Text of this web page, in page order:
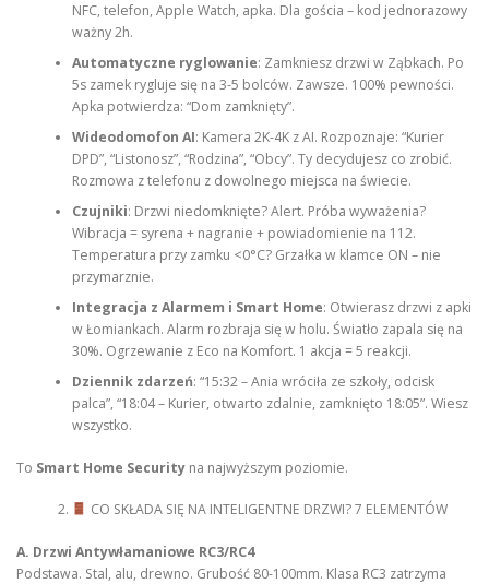
NFC, telefon, Apple Watch, apka. Dla gościa – kod jednorazowy
ważny 2h.
Automatyczne ryglowanie: Zamkniesz drzwi w Ząbkach. Po
5s zamek rygluje się na 3-5 bolców. Zawsze. 100% pewności.
Apka potwierdza: “Dom zamknięty”.
Wideodomofon AI: Kamera 2K-4K z AI. Rozpoznaje: “Kurier
DPD”, “Listonosz”, “Rodzina”, “Obcy”. Ty decydujesz co zrobić.
Rozmowa z telefonu z dowolnego miejsca na świecie.
Czujniki: Drzwi niedomknięte? Alert. Próba wyważenia?
Wibracja = syrena + nagranie + powiadomienie na 112.
Temperatura przy zamku <0°C? Grzałka w klamce ON – nie
przymarznie.
Integracja z Alarmem i Smart Home: Otwierasz drzwi z apki
w Łomiankach. Alarm rozbraja się w holu. Światło zapala się na
30%. Ogrzewanie z Eco na Komfort. 1 akcja = 5 reakcji.
Dziennik zdarzeń: “15:32 – Ania wróciła ze szkoły, odcisk
palca”, “18:04 – Kurier, otwarto zdalnie, zamknięto 18:05”. Wiesz
wszystko.
To Smart Home Security na najwyższym poziomie.
CO SKŁADA SIĘ NA INTELIGENTNE DRZWI? 7 ELEMENTÓW
A. Drzwi Antywłamaniowe RC3/RC4
Podstawa. Stal, alu, drewno. Grubość 80-100mm. Klasa RC3 zatrzyma